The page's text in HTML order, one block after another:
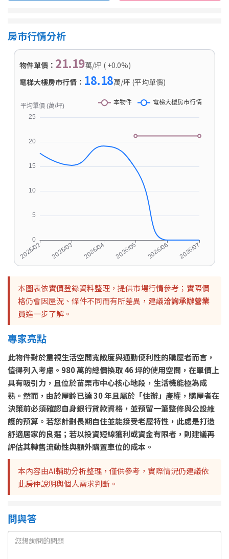
房市行情分析
物件單價： 21.19萬/坪 ( +0.0%)
電梯大樓房市行情： 18.18萬/坪 (平均單價)
本圖表依實價登錄資料整理，提供市場行情參考；實際價
格仍會因屋況、條件不同而有所差異，建議洽詢承辦營業
員進一步了解。
專家亮點
此物件對於重視生活空間寬敞度與通勤便利性的購屋者而言，
值得列入考慮。980 萬的總價換取 46 坪的使用空間，在單價上
具有吸引力，且位於苗栗市中心核心地段，生活機能極為成
熟。然而，由於屋齡已達 30 年且屬於「住辦」產權，購屋者在
決策前必須確認自身銀行貸款資格，並預留一筆整修與公設維
護的預算。若您計劃長期自住並能接受老屋特性，此處是打造
舒適居家的良選；若以投資短線獲利或資金有限者，則建議再
評估其轉售流動性與額外購置車位的成本。
本內容由AI輔助分析整理，僅供參考，實際情況仍建議依
此房仲說明與個人需求判斷。
問與答